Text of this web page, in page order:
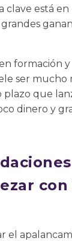
clave está
formación y
ser mucho
que
dinero y
con
el